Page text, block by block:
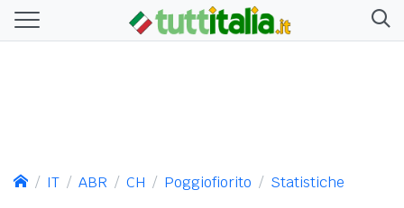
IT ABR CH Poggiofiorito Statistiche